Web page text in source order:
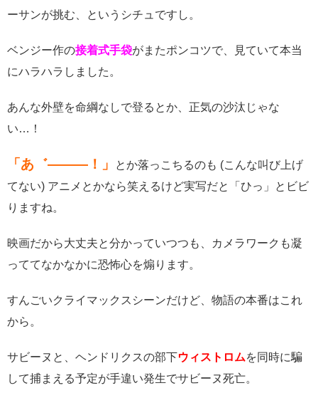
ーサンが挑む、というシチュですし。
ベンジー作の接着式手袋がまたポンコツで、見ていて本当
にハラハラしました。
あんな外壁を命綱なしで登るとか、正気の沙汰じゃな
い…！
「あ゛―――！」
とか落っこちるのも (こんな叫び上げ
てない) アニメとかなら笑えるけど実写だと「ひっ」とビビ
りますね。
映画だから大丈夫と分かっていつつも、カメラワークも凝
っててなかなかに恐怖心を煽ります。
すんごいクライマックスシーンだけど、物語の本番はこれ
から。
サビーヌと、ヘンドリクスの部下ウィストロムを同時に騙
して捕まえる予定が手違い発生でサビーヌ死亡。